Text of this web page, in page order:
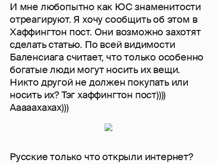
И мне любопытно как ЮС знаменитости
отреагируют. Я хочу сообщить об этом в
Хаффингтон пост. Они возможно захотят
сделать статью. По всей видимости
Баленсиага считает, что только особенно
богатые люди могут носить их вещи.
Никто другой не должен покупать или
носить их? Тэг хаффингтон пост))))
Ааааахахах)))
Русские только что открыли интернет?